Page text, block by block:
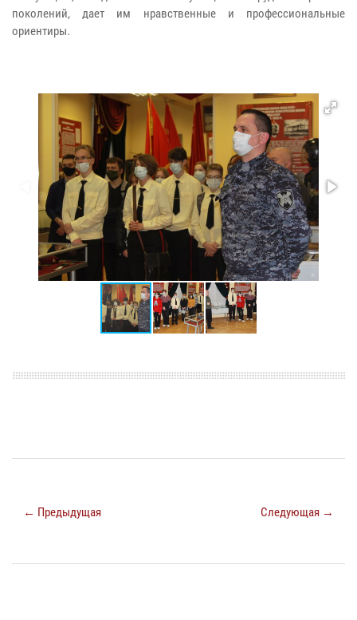
поколений, дает им нравственные и профессиональные
ориентиры.
← Предыдущая Следующая →